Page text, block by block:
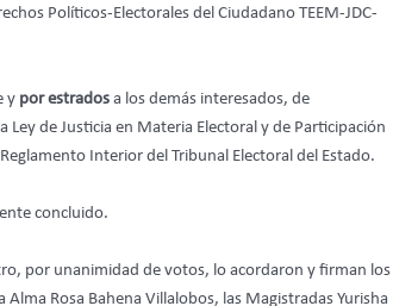
Políticos-Electorales del Ciudadano TEEM-JDC-
y por estrados a los demás interesados, de
de Justicia en Materia Electoral y de Participación
Interior del Tribunal Electoral del Estado.
concluido.
por unanimidad de votos, lo acordaron y firman los
Rosa Bahena Villalobos, las Magistradas Yurisha